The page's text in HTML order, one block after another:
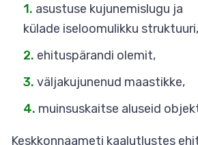
asustuse kujunemislugu ja
külade iseloomulikku struktuuri,
ehituspärandi olemit,
väljakujunenud maastikke,
muinsuskaitse aluseid
Keskkonnaameti kaalutlustes